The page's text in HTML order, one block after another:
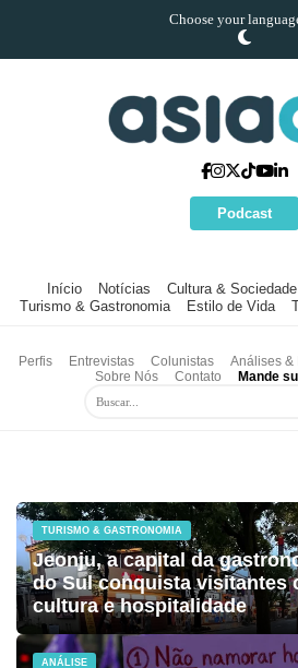
Choose your
Podcast
Início Notícias Cultura & Sociedade
Turismo & Gastronomia
Estilo de Vida
Perfis Entrevistas Colunistas Análises &
Sobre Nós
Contato Mande
TURISMO & GASTRONOMIA
Jeonju, a capital da
do Sul conquista visitantes
cultura e hospitalidade
ANÁLISE